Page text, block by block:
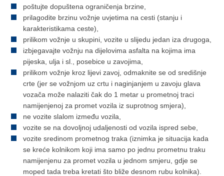
poštujte dopuštena ograničenja brzine,
prilagodite brzinu vožnje uvjetima na cesti (stanju i
karakteristikama ceste),
prilikom vožnje u skupini, vozite u slijedu jedan iza drugoga,
izbjegavajte vožnju na dijelovima asfalta na kojima ima
pijeska, ulja i sl., posebice u zavojima,
prilikom vožnje kroz lijevi zavoj, odmaknite se od središnje
crte (jer se vožnjom uz crtu i naginjanjem u zavoju glava
vozača može nalaziti čak do 1 metar u prometnoj traci
namijenjenoj za promet vozila iz suprotnog smjera),
ne vozite slalom između vozila,
vozite se na dovoljnoj udaljenosti od vozila ispred sebe,
vozite sredinom prometnog traka (iznimka je situacija kada
se kreće kolnikom koji ima samo po jednu prometnu traku
namijenjenu za promet vozila u jednom smjeru, gdje se
moped tada treba kretati što bliže desnom rubu kolnika).